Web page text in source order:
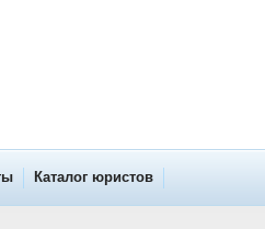
Каталог юристов